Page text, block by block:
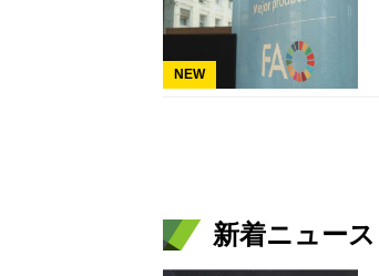
NEW
新着ニュース